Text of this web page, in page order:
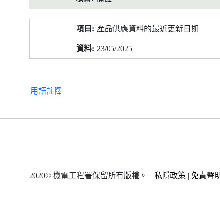
產品供應資料的最近更新日期
23/05/2025
用語註釋
2020© 機電工程署保留所有版權。 私隱政策 | 免責聲